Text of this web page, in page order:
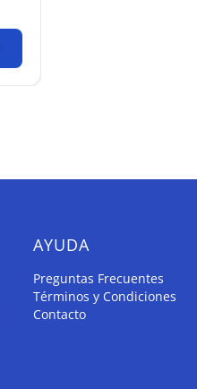
AYUDA
Preguntas Frecuentes
Términos y Condiciones
Contacto